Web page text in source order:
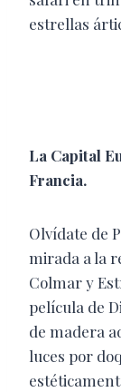
estrellas
​La Capital
Francia.
​Olvídate de
mirada a la
Colmar y
película de
de madera
luces por